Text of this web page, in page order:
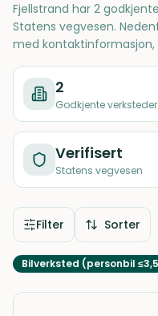
Fjellstrand har 2
Statens vegvesen.
med
2
Godkjente verksteder
Verifisert
Statens vegvesen
Filter Sorter
Bilverksted (personbil